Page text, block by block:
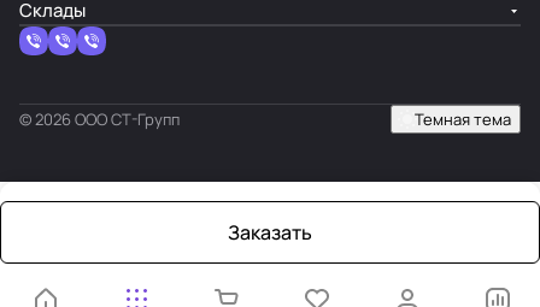
Заказать
Склады
© 2026 ООО СТ-Групп Темная тема